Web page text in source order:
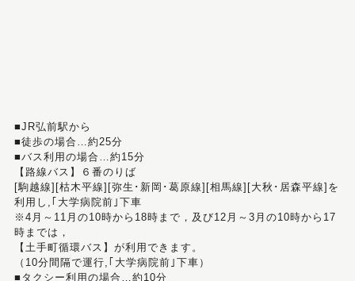
■JR弘前駅から
■徒歩の場合…約25分
■バス利用の場合…約15分
【路線バス】６番のりば
[駒越線][枯木平線][弥生･新岡･葛原線][相馬線][大秋･居森平線]を
利用し,｢大学病院前｣下車
※4月～11月の10時から18時まで，及び12月～3月の10時から17
時までは，
【土手町循環バス】が利用できます。
（10分間隔で運行,｢大学病院前｣下車）
■タクシー利用の場合…約10分